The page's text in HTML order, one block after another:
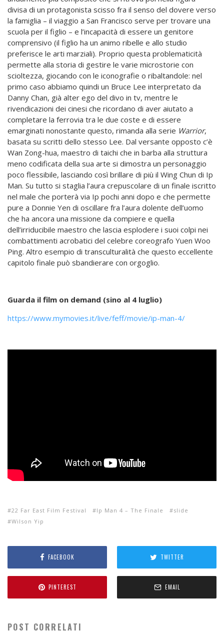
divisa di un protagonista scisso fra il senso del dovere verso
la famiglia – il viaggio a San Francisco serve per trovare una
scuola per il figlio – e l’incapacità di essere un genitore
comprensivo (il figlio ha un animo ribelle e allo studio
preferisce le arti marziali). Proprio questa problematicità
permette alla storia di gestire le varie microstorie con
scioltezza, giocando con le iconografie o ribaltandole: nel
primo caso abbiamo quindi un Bruce Lee interpretato da
Danny Chan, già alter ego del divo in tv, mentre le
rivendicazioni dei cinesi che ricordano di aver aiutato a
completare la ferrovia tra le due coste e di essere
emarginati nonostante questo, rimanda alla serie Warrior,
basata su scritti dello stesso Lee. Dal versante opposto c’è
Wan Zong-hua, maestro di taichi che in barba alla struttura
meno codificata della sua arte si dimostra un personaggio
poco flessibile, lasciando così brillare di più il Wing Chun di Ip
Man. Su tutto si staglia l’aura crepuscolare di un finale iscritto
nel male che porterà via Ip pochi anni dopo e che permette
pure a Donnie Yen di oscillare fra l’aura dolente dell’uomo
che ha ancora una missione da compiere e quella
dell’irriducibile maestro che lascia esplodere i suoi colpi nei
combattimenti acrobatici del celebre coreografo Yuen Woo
Ping. Altro esempio di transculturalità che questo eccellente
capitolo finale può sbandierare con orgoglio.
Guarda il film on demand (sino al 4 luglio)
https://www.mymovies.it/live/feff/movie/ip-man-4/
22 Far East Film Festival Ip Man 4 – The Finale
slide
Wilson Yip
FACEBOOK TWITTER
PINTEREST EMAIL
POST CORRELATI